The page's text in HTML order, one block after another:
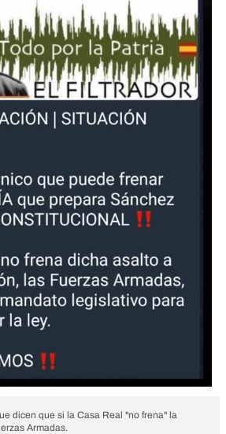
dicen que si la Casa Real "no frena" la
Armadas.